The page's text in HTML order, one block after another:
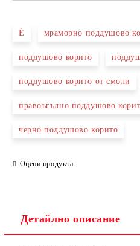
Ние ще се свържем с вас в
É мраморно поддушово
поддушово корито
поддушово корито от смоли
правоъгълно поддушово
черно поддушово корито
Оцени продукта
Детайлно описание